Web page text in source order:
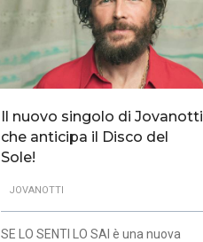
Il nuovo singolo di Jovanotti
che anticipa il Disco del
Sole!
JOVANOTTI
SE LO SENTI LO SAI è una nuova